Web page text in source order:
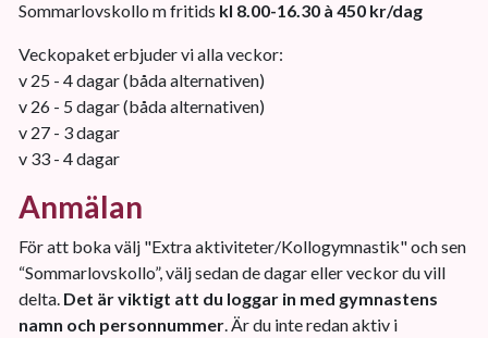
Sommarlovskollo m fritids kl 8.00-16.30 à 450 kr/dag
Veckopaket erbjuder vi alla veckor:
v 25 - 4 dagar (båda alternativen)
v 26 - 5 dagar (båda alternativen)
v 27 - 3 dagar
v 33 - 4 dagar
Anmälan
För att boka välj "Extra aktiviteter/Kollogymnastik" och sen
“Sommarlovskollo”, välj sedan de dagar eller veckor du vill
delta. Det är viktigt att du loggar in med gymnastens
namn och personnummer . Är du inte redan aktiv i